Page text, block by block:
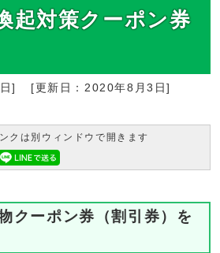
起対策クーポン券
] [更新日： 2020年8月3日]
クは別ウィンドウで開きます
クーポン券（割引券）を